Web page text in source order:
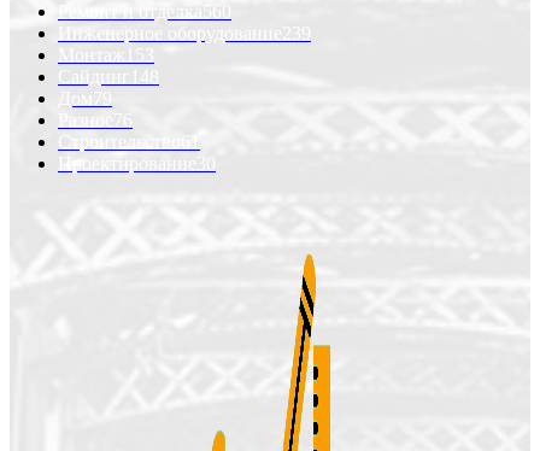
Ремонт и отделка 560
Инженерное оборудование 239
Монтаж
153
Сайдинг
148
79
Разное
76
Строительство
61
Проектирование